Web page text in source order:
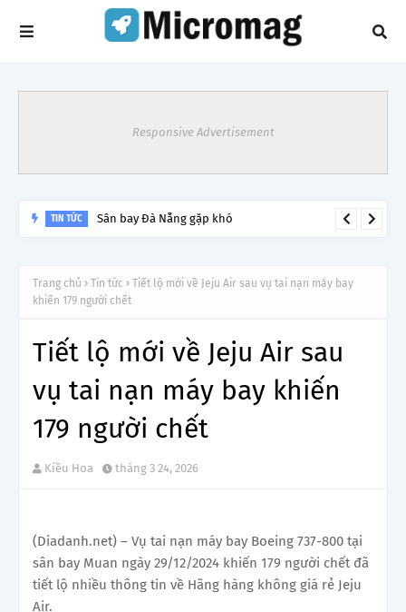
Responsive Advertisement
TIN TỨC Sân bay Đà Nẵng gặp khó
Trang chủ Tin tức
Tiết lộ mới về Jeju Air sau vụ tai nạn máy bay
khiến 179 người chết
Tiết lộ mới về Jeju Air sau
vụ tai nạn máy bay khiến
179 người chết
Kiều Hoa tháng 3 24, 2026
(Diadanh.net) – Vụ tai nạn máy bay Boeing 737-800 tại
sân bay Muan ngày 29/12/2024 khiến 179 người chết đã
tiết lộ nhiều thông tin về Hãng hàng không giá rẻ Jeju
Air.